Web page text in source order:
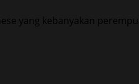
yang kebanyakan